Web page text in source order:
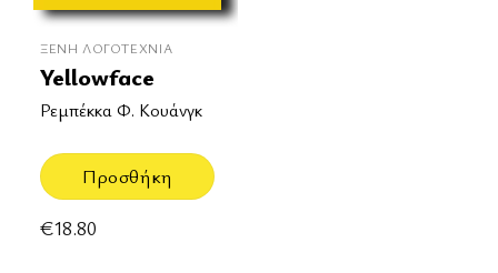
ΞΈΝΗ ΛΟΓΟΤΕΧΝΊΑ
Yellowface
Ρεμπέκκα Φ. Κουάνγκ
Προσθήκη
€18.80